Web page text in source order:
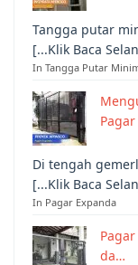
Tangga putar
[...Klik Baca
In Tangga Putar
Di tengah
[...Klik Baca
In Pagar Expanda
da…